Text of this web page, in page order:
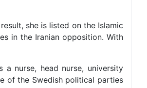
she is listed on the Islamic
in the Iranian opposition. With
a nurse, head nurse, university
of the Swedish political parties